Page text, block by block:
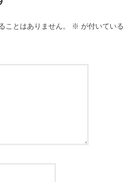
ことはありません。 ※ が付いている